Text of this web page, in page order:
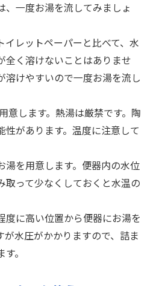
、一度お湯を流してみましょ
イレットペーパーと比べて、水
全く溶けないことはありませ
溶けやすいので一度お湯を流し
します。熱湯は厳禁です。陶
性があります。温度に注意して
湯を用意します。便器内の水位
取って少なくしておくと水温の
度に高い位置から便器にお湯を
水圧がかかりますので、詰ま
。